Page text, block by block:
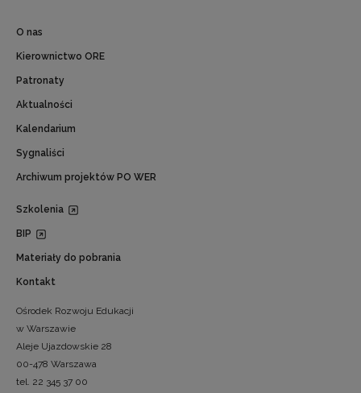
O nas
Kierownictwo ORE
Patronaty
Aktualności
Kalendarium
Sygnaliści
Archiwum projektów PO WER
Szkolenia
BIP
Materiały do pobrania
Kontakt
Ośrodek Rozwoju Edukacji
w Warszawie
Aleje Ujazdowskie 28
00-478 Warszawa
tel. 22 345 37 00